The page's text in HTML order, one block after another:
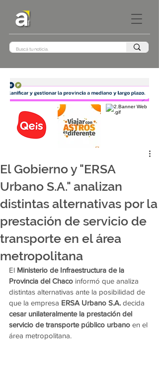
El Gobierno y "ERSA
Urbano S.A." analizan
distintas alternativas por la
prestación de servicio de
transporte en el área
metropolitana
El Ministerio de Infraestructura de la
Provincia del Chaco informó que analiza
distintas alternativas ante la posibilidad de
que la empresa ERSA Urbano S.A. decida
cesar unilateralmente la prestación del
servicio de transporte público urbano en el
área metropolitana.